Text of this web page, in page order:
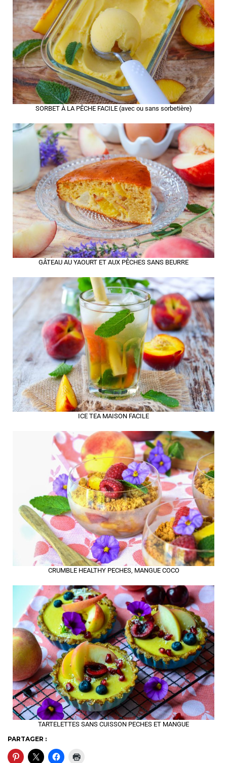
SORBET À LA PÊCHE FACILE (avec ou sans sorbetière)
GÂTEAU AU YAOURT ET AUX PÊCHES SANS BEURRE
ICE TEA MAISON FACILE
CRUMBLE HEALTHY PECHES, MANGUE COCO
TARTELETTES SANS CUISSON PECHES ET MANGUE
PARTAGER :